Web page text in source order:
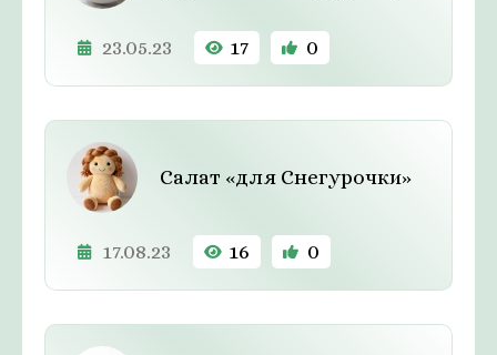
23.05.23 17 0
Салат «для Снегурочки»
17.08.23 16 0